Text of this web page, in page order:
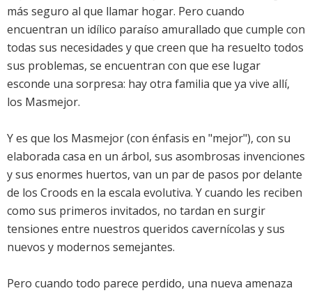
más seguro al que llamar hogar. Pero cuando
encuentran un idílico paraíso amurallado que cumple con
todas sus necesidades y que creen que ha resuelto todos
sus problemas, se encuentran con que ese lugar
esconde una sorpresa: hay otra familia que ya vive allí,
los Masmejor.
Y es que los Masmejor (con énfasis en "mejor"), con su
elaborada casa en un árbol, sus asombrosas invenciones
y sus enormes huertos, van un par de pasos por delante
de los Croods en la escala evolutiva. Y cuando les reciben
como sus primeros invitados, no tardan en surgir
tensiones entre nuestros queridos cavernícolas y sus
nuevos y modernos semejantes.
Pero cuando todo parece perdido, una nueva amenaza